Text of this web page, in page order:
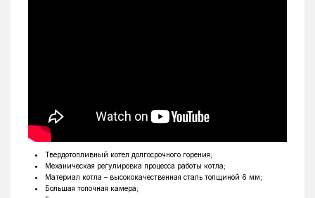
Твердотопливный котел долгосрочного горения;
Механическая регулировка процесса работы котла;
Материал котла – высококачественная сталь толщиной 6 мм;
Большая топочная камера;